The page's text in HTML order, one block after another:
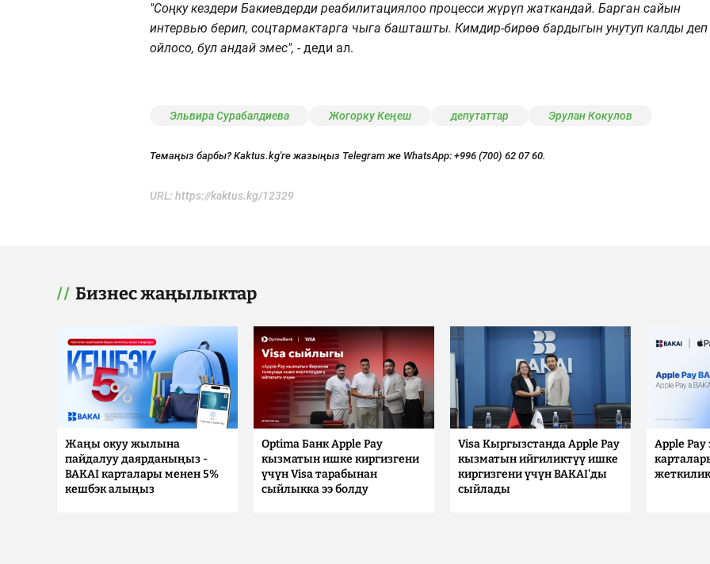
"Соңку кездери Бакиевдерди реабилитациялоо процесси жүрүп жаткандай. Барган сайын
интервью берип, соцтармактарга чыга башташты. Кимдир-бирөө бардыгын унутуп калды деп
ойлосо, бул андай эмес", - деди ал.
Эльвира Сурабалдиева Жогорку Кеңеш депутаттар Эрулан Кокулов
Темаңыз барбы? Kaktus.kg'ге жазыңыз Telegram же WhatsApp: +996 (700) 62 07 60.
URL: https://kaktus.kg/12329
Бизнес жаңылыктар
Жаңы окуу жылына
пайдалуу даярданыңыз -
BAKAI карталары менен 5%
кешбэк алыңыз
Optima Банк Apple Pay
кызматын ишке киргизгени
үчүн Visa тарабынан
сыйлыкка ээ болду
Visa Кыргызстанда Apple Pay
кызматын ийгиликтүү ишке
киргизгени үчүн BAKAI'ды
сыйлады
Apple